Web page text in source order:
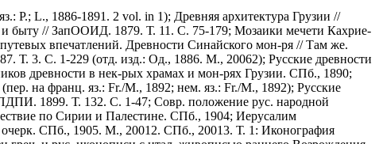
P.; L., 1886-1891. 2 vol. in 1); Древняя архитектура Грузии //
и быту // ЗапООИД. 1879. Т. 11. С. 75-179; Мозаики мечети Кахрие-
впечатлений. Древности Синайского мон-ря // Там же.
Т. 3. С. 1-229 (отд. изд.: Од., 1886. М., 20062); Русские древности
древности в нек-рых храмах и мон-рях Грузии. СПб., 1890;
на франц. яз.: Fr./M., 1892; нем. яз.: Fr./M., 1892); Русские
1899. Т. 132. С. 1-47; Совр. положение рус. народной
по Сирии и Палестине. СПб., 1904; Иерусалим
СПб., 1905. М., 20012. СПб., 20013. Т. 1: Иконография